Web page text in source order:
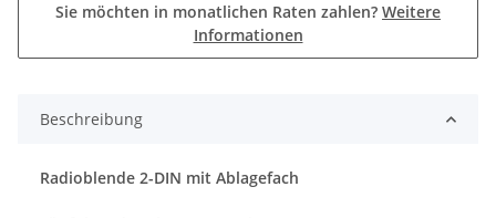
Sie möchten in monatlichen Raten zahlen? Weitere
Informationen
Beschreibung
Radioblende 2-DIN mit Ablagefach